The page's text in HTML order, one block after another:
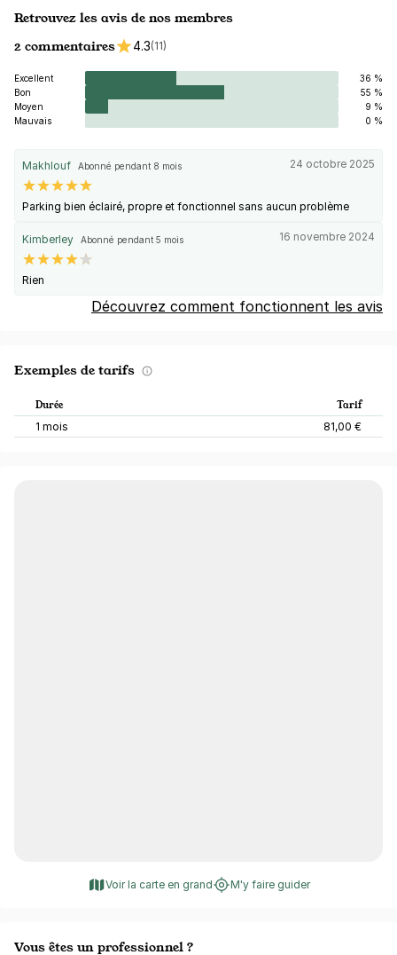
Retrouvez les avis de nos membres
2 commentaires
4.3(11)
Excellent
36 %
Bon
55 %
Moyen
9 %
Mauvais
0 %
Makhlouf Abonné pendant 8 mois 24 octobre 2025
Parking bien éclairé, propre et fonctionnel sans aucun problème
Kimberley Abonné pendant 5 mois 16 novembre 2024
Rien
Découvrez comment fonctionnent les avis
Exemples de tarifs
Durée Tarif
1 mois 81,00 €
Voir la carte en grand M'y faire guider
Vous êtes un professionnel ?